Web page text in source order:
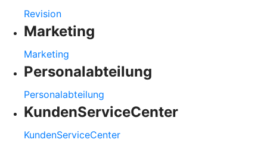
Revision
Marketing
Marketing
Personalabteilung
Personalabteilung
KundenServiceCenter
KundenServiceCenter